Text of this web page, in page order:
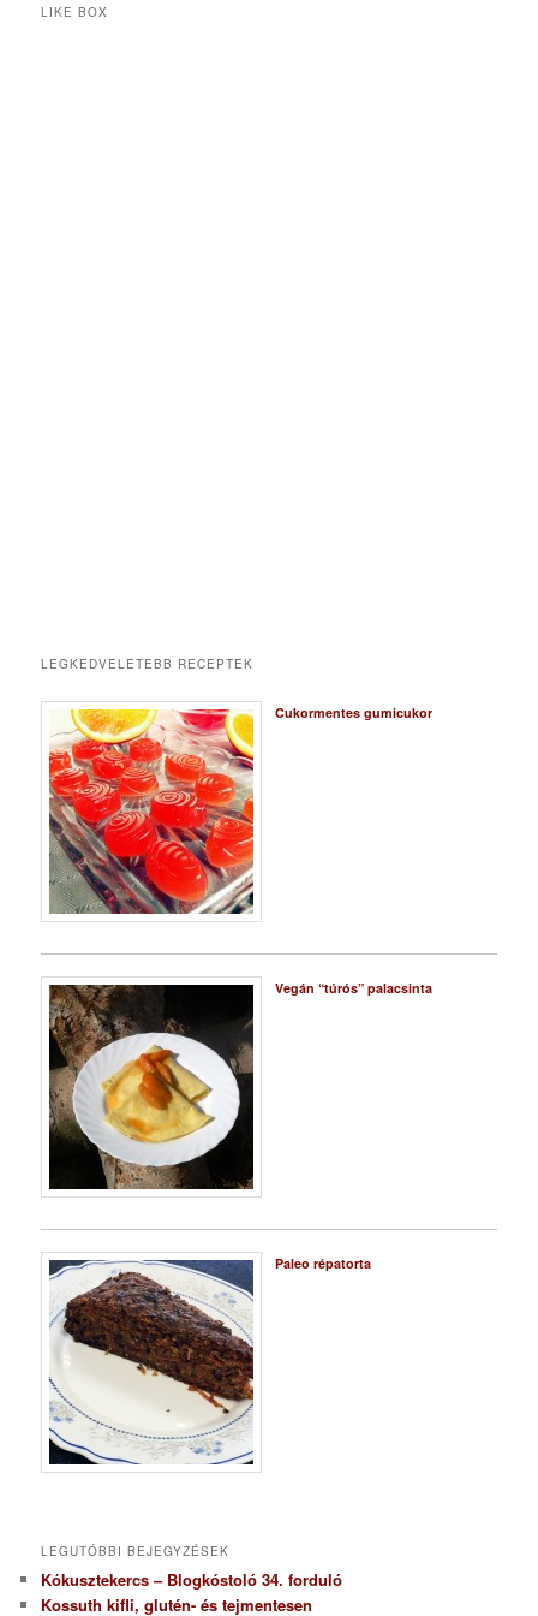
LIKE BOX
LEGKEDVELETEBB RECEPTEK
Cukormentes gumicukor
Vegán “túrós” palacsinta
Paleo répatorta
LEGUTÓBBI BEJEGYZÉSEK
Kókusztekercs – Blogkóstoló 34. forduló
Kossuth kifli, glutén- és tejmentesen